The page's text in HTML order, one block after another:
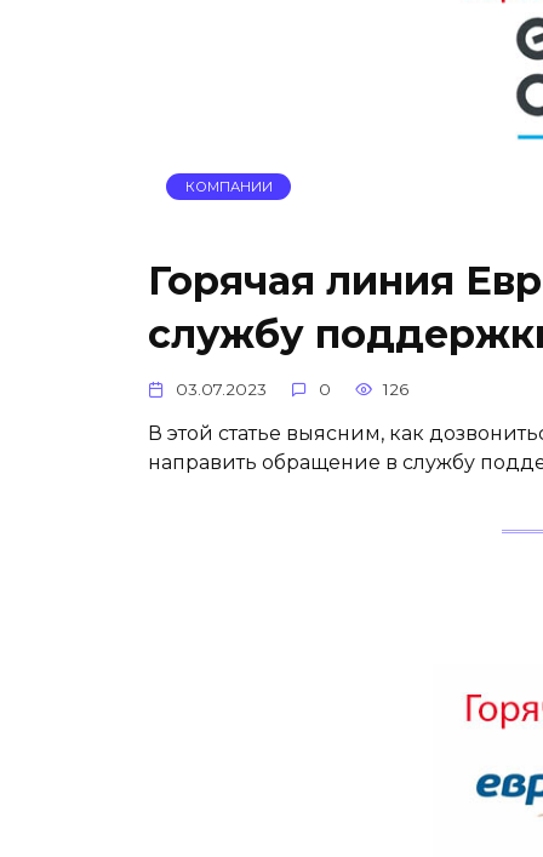
КОМПАНИИ
Горячая линия
службу
03.07.2023 0 126
В этой статье выясним, как
направить обращение в службу